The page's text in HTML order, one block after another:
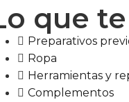
que
Preparativos
Ropa
Herramientas y
Complementos